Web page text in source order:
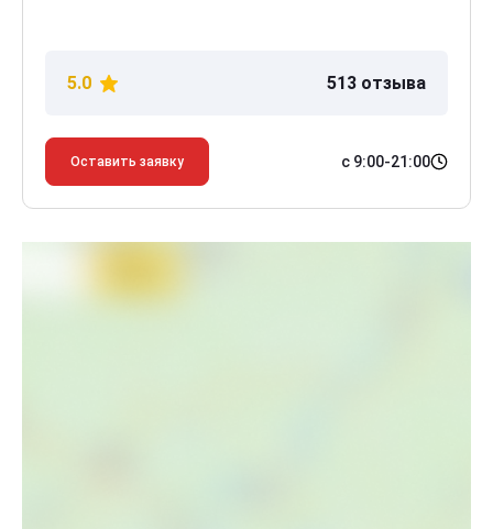
5.0 513 отзыва
Оставить заявку с 9:00-21:00